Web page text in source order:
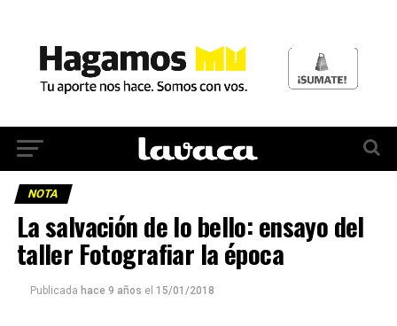
NOTA
La salvación de lo bello: ensayo del
taller Fotografiar la época
Publicada hace 9 años el 15/01/2018